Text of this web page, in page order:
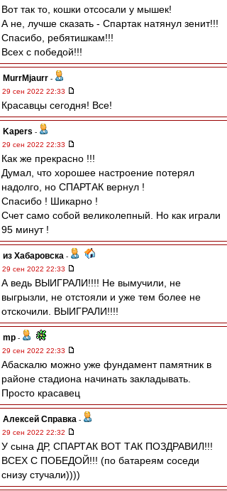
Вот так то, кошки отсосали у мышек!
А не, лучше сказать - Спартак натянул зенит!!!
Спасибо, ребятишкам!!!
Всех с победой!!!
MurrMjaurr -
29 сен 2022 22:33
Красавцы сегодня! Все!
Kapers -
29 сен 2022 22:33
Как же прекрасно !!!
Думал, что хорошее настроение потерял
надолго, но СПАРТАК вернул !
Спасибо ! Шикарно !
Счет само собой великолепный. Но как играли
95 минут !
из Хабаровска -
29 сен 2022 22:33
А ведь ВЫИГРАЛИ!!!! Не вымучили, не
выгрызли, не отстояли и уже тем более не
отскочили. ВЫИГРАЛИ!!!!
mp -
29 сен 2022 22:33
Абаскалю можно уже фундамент памятник в
районе стадиона начинать закладывать.
Просто красавец
Алексей Справка -
29 сен 2022 22:32
У сына ДР, СПАРТАК ВОТ ТАК ПОЗДРАВИЛ!!!
ВСЕХ С ПОБЕДОЙ!!! (по батареям соседи
снизу стучали))))